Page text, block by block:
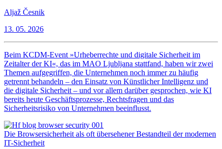
Aljaž Česnik
13. 05. 2026
Beim KCDM-Event »Urheberrechte und digitale Sicherheit im
Zeitalter der KI«, das im MAO Ljubljana stattfand, haben wir zwei
Themen aufgegriffen, die Unternehmen noch immer zu häufig
getrennt behandeln – den Einsatz von Künstlicher Intelligenz und
die digitale Sicherheit – und vor allem darüber gesprochen, wie KI
bereits heute Geschäftsprozesse, Rechtsfragen und das
Sicherheitsrisiko von Unternehmen beeinflusst.
Die Browsersicherheit als oft übersehener Bestandteil der modernen
IT-Sicherheit